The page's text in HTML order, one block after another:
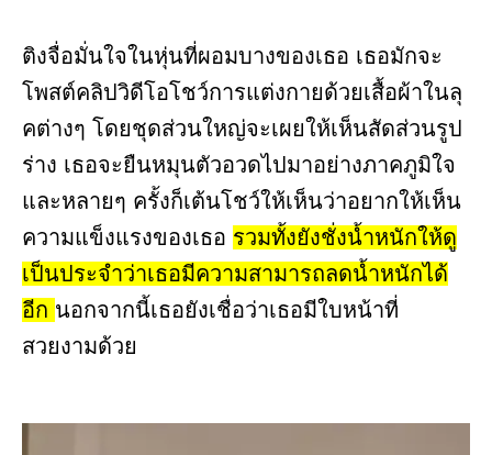
ติงจื่อมั่นใจในหุ่นที่ผอมบางของเธอ เธอมักจะ
โพสต์คลิปวิดีโอโชว์การแต่งกายด้วยเสื้อผ้าในลุ
คต่างๆ โดยชุดส่วนใหญ่จะเผยให้เห็นสัดส่วนรูป
ร่าง เธอจะยืนหมุนตัวอวดไปมาอย่างภาคภูมิใจ
และหลายๆ ครั้งก็เต้นโชว์ให้เห็นว่าอยากให้เห็น
ความแข็งแรงของเธอ รวมทั้งยังชั่งน้ำหนักให้ดู
เป็นประจำว่าเธอมีความสามารถลดน้ำหนักได้
อีก นอกจากนี้เธอยังเชื่อว่าเธอมีใบหน้าที่
สวยงามด้วย